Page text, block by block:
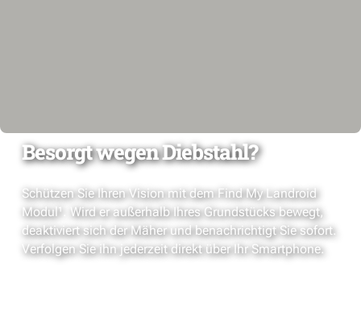
Besorgt wegen Diebstahl?
Schützen Sie Ihren Vision mit dem Find My Landroid
Modul¹. Wird er außerhalb Ihres Grundstücks bewegt,
deaktiviert sich der Mäher und benachrichtigt Sie sofort.
Verfolgen Sie ihn jederzeit direkt über Ihr Smartphone.